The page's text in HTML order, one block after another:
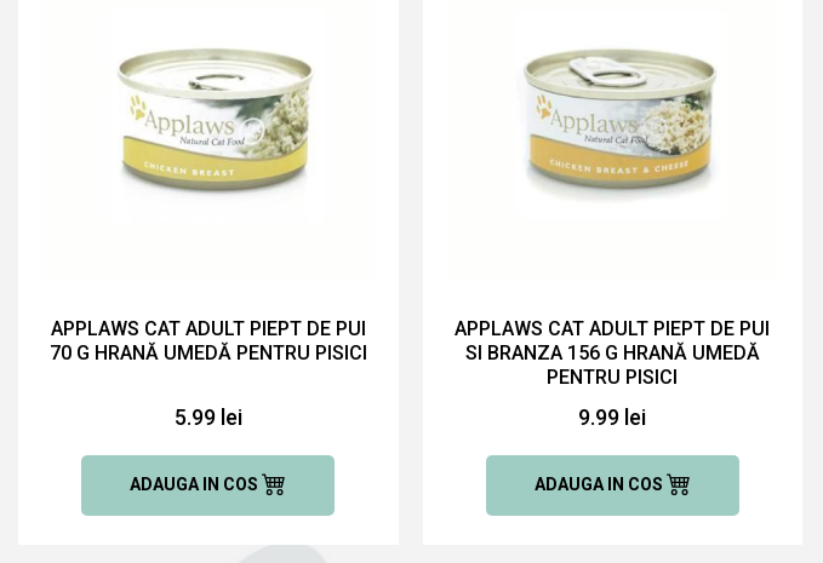
APPLAWS CAT ADULT PIEPT DE PUI
70 G HRANĂ UMEDĂ PENTRU PISICI
5.99 lei
ADAUGA IN COS
APPLAWS CAT ADULT PIEPT DE PUI
SI BRANZA 156 G HRANĂ UMEDĂ
PENTRU PISICI
9.99 lei
ADAUGA IN COS